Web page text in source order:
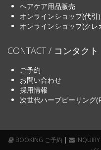
ヘアケア用品販売
オンラインショップ(代引)
オンラインショップ(クレ
CONTACT / コンタクト
ご予約
お問い合わせ
採用情報
次世代ハーブピーリング
BOOKING ご予約 |